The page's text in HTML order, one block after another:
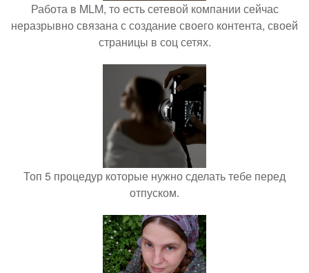
Работа в MLM, то есть сетевой компании сейчас
неразрывно связана с создание своего контента, своей
страницы в соц сетях.
Топ 5 процедур которые нужно сделать тебе перед
отпуском.